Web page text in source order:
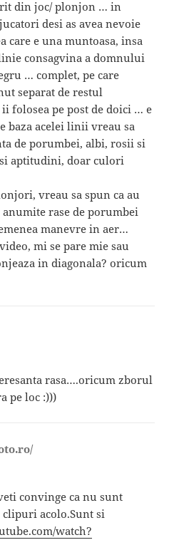
din joc/ plonjon … in
desi as avea nevoie
care e una muntoasa, insa
consagvina a domnului
… complet, pe care
separat de restul
folosea pe post de doici … e
baza acelei linii vreau sa
de porumbei, albi, rosii si
aptitudini, doar culori
vreau sa spun ca au
rase de porumbei
manevre in aer…
mi se pare mie sau
in diagonala? oricum
rasa….oricum zborul
pe loc :)))
spune:
convinge ca nu sunt
acolo.Sunt si
watch?